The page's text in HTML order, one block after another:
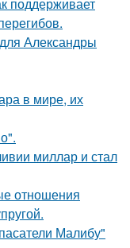
поддерживает
Александры
в мире, их
миллар и стал
отношения
Малибу"